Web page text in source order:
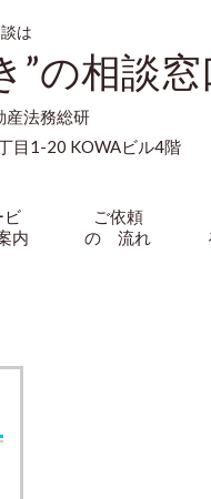
は
”の相談窓
産法務総研
目1-20 KOWAビル4階
ビ
内
ご依頼
の 流れ